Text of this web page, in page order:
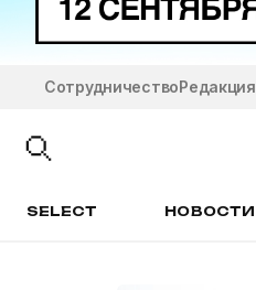
СотрудничествоРедакция
SELECT НОВОСТИ